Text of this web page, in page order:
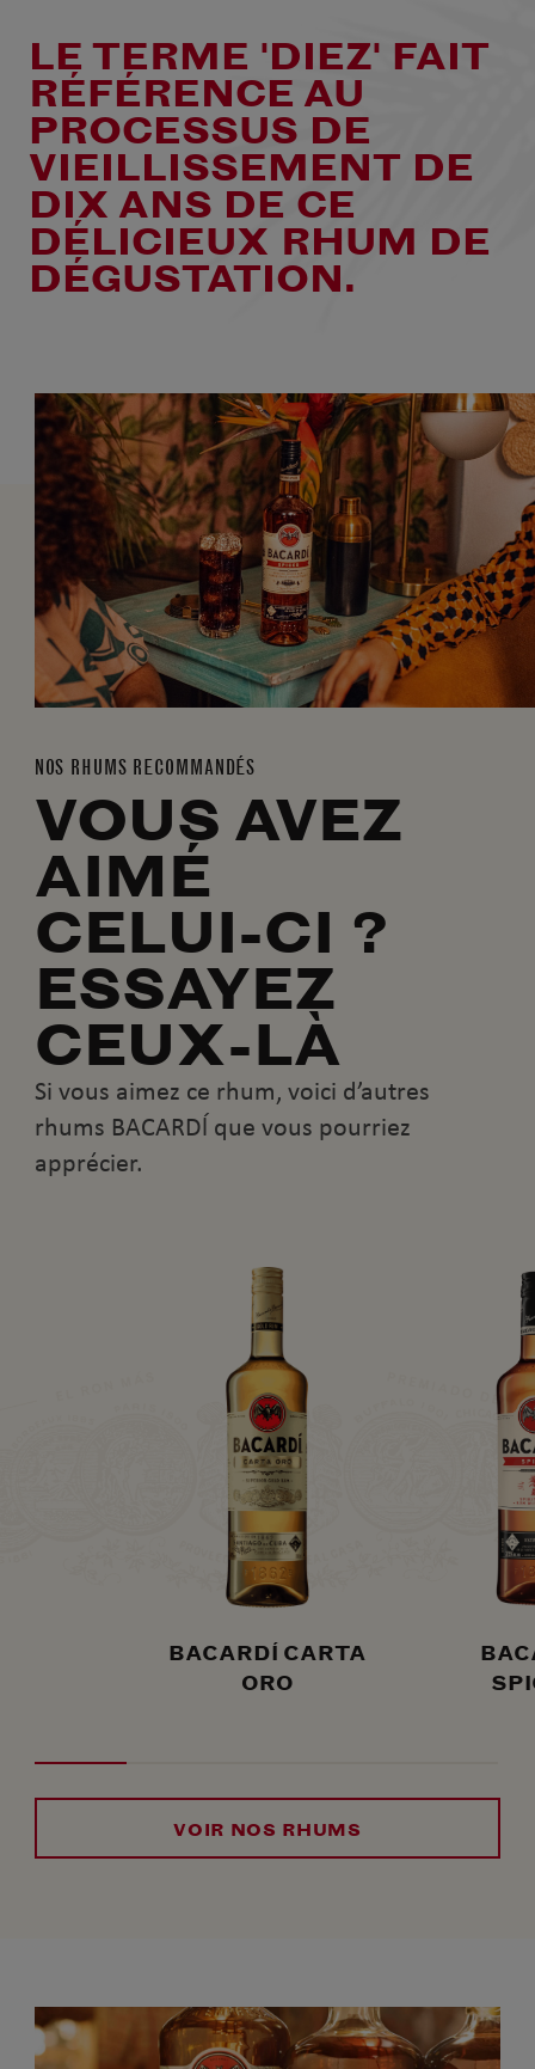
LE TERME 'DIEZ' FAIT
RÉFÉRENCE AU
PROCESSUS DE
VIEILLISSEMENT DE
DIX ANS DE CE
DÉLICIEUX RHUM DE
DÉGUSTATION.
NOS RHUMS RECOMMANDÉS
VOUS AVEZ
AIMÉ
CELUI-CI ?
ESSAYEZ
CEUX-LÀ
Si vous aimez ce rhum, voici d’autres
rhums BACARDĺ que vous pourriez
apprécier.
BACARDÍ CARTA
ORO
VOIR NOS RHUMS